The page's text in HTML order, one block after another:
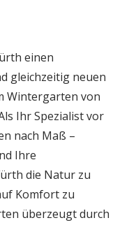
einen
gleichzeitig neuen
Wintergarten von
Ihr Spezialist vor
nach Maß –
Ihre
die Natur zu
Komfort zu
überzeugt durch